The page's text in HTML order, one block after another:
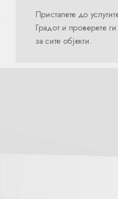
Пристапете до
Градот и проверете
за сите објекти.